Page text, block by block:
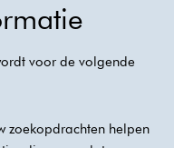
voor de volgende
zoekopdrachten helpen